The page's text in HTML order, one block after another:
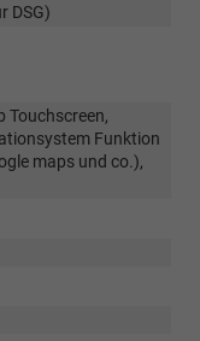
DSG)
Touchscreen,
Funktion
maps und co.),